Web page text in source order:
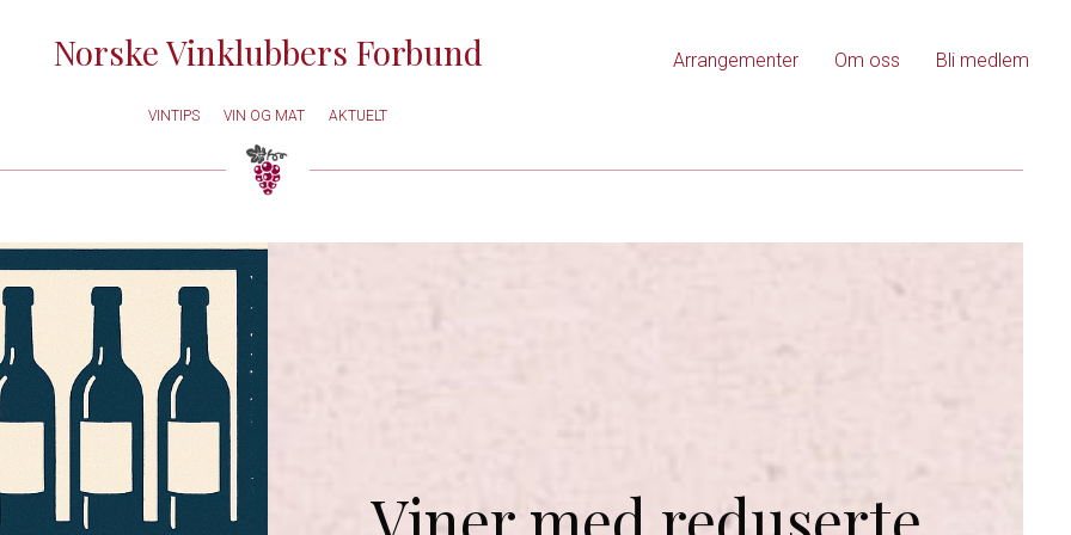
Norske Vinklubbers Forbund Arrangementer Om oss Bli medlem
VINTIPS VIN OG MAT AKTUELT